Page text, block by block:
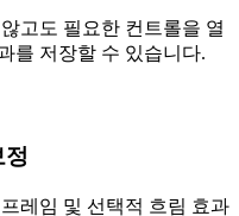
고도 필요한 컨트롤을 열
를 저장할 수 있습니다.
레임 및 선택적 흐림 효과